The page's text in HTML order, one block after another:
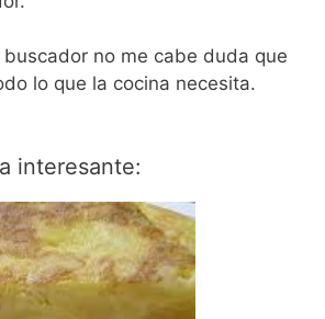
no me cabe duda que
lo que la cocina necesita.
interesante: